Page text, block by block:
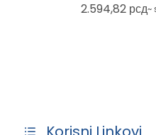
2.594,82 рсд~